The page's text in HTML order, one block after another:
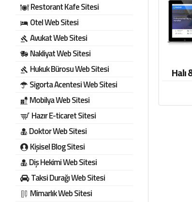
Restorant Kafe Sitesi
Otel Web Sitesi
Avukat Web Sitesi
Nakliyat Web Sitesi
Hukuk Bürosu Web Sitesi
Sigorta Acentesi Web Sitesi
Mobilya Web Sitesi
Hazır E-ticaret Sitesi
Doktor Web Sitesi
Kişisel Blog Sitesi
Diş Hekimi Web Sitesi
Taksi Durağı Web Sitesi
Mimarlık Web Sitesi
Halı